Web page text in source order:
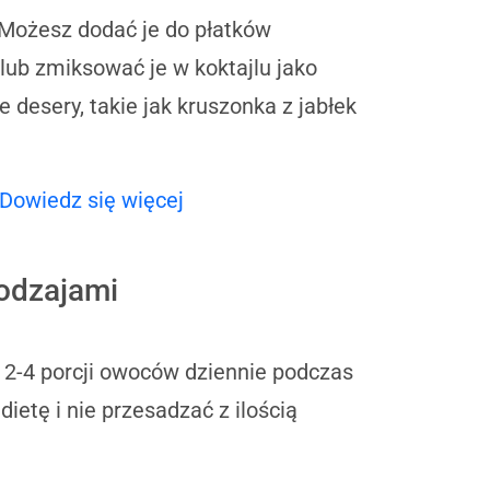
dodać je do płatków
zmiksować je w koktajlu jako
takie jak kruszonka z jabłek
Dowiedz się więcej
4 porcji owoców dziennie podczas
i nie przesadzać z ilością